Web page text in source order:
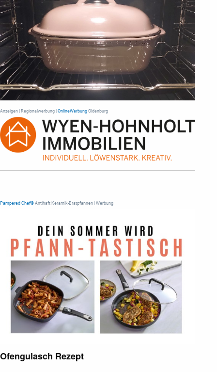
Anzeigen | Regionalwerbung | OnlineWerbung Oldenburg
Pampered Chef® Antihaft Keramik-Bratpfannen | Werbung
Ofengulasch Rezept